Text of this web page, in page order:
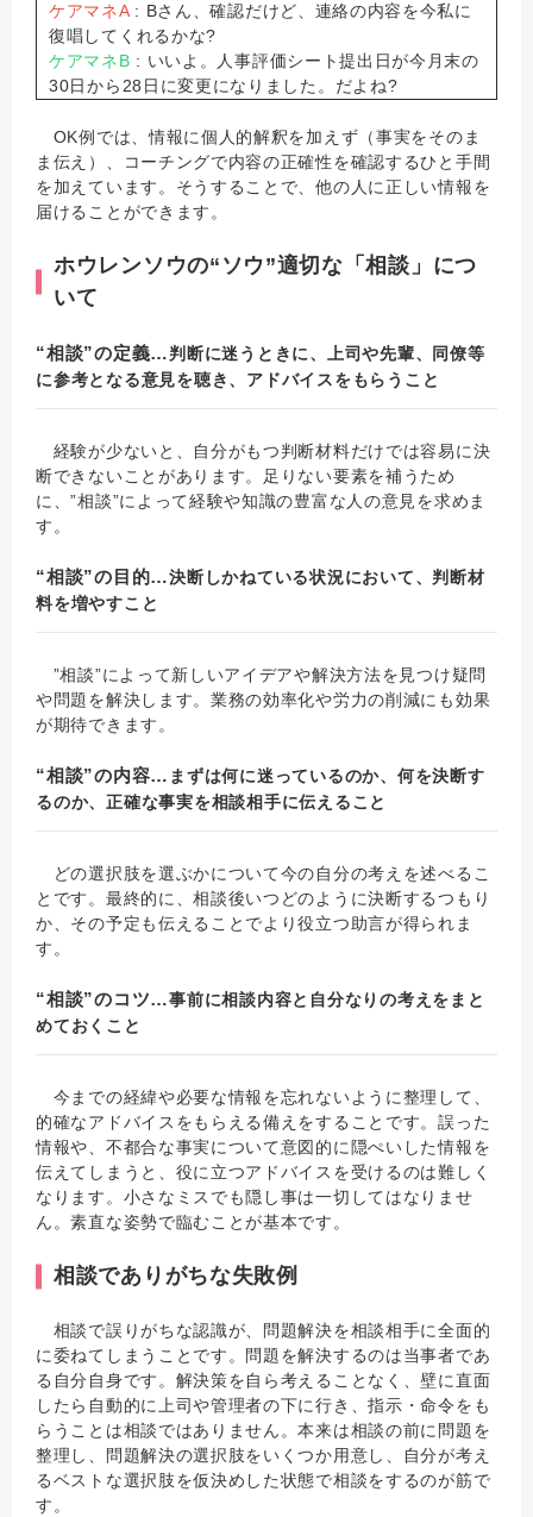
ケアマネA: Bさん、確認だけど、連絡の内容を今私に
復唱してくれるかな?
ケアマネB : いいよ。人事評価シート提出日が今月末の
30日から28日に変更になりました。だよね?
OK例では、情報に個人的解釈を加えず（事実をそのま
ま伝え）、コーチングで内容の正確性を確認するひと手間
を加えています。そうすることで、他の人に正しい情報を
届けることができます。
ホウレンソウの“ソウ”適切な「相談」につ
いて
“相談”の定義…判断に迷うときに、上司や先輩、同僚等
に参考となる意見を聴き、アドバイスをもらうこと
経験が少ないと、自分がもつ判断材料だけでは容易に決
断できないことがあります。足りない要素を補うため
に、”相談”によって経験や知識の豊富な人の意見を求めま
す。
“相談”の目的…決断しかねている状況において、判断材
料を増やすこと
”相談”によって新しいアイデアや解決方法を見つけ疑問
や問題を解決します。業務の効率化や労力の削減にも効果
が期待できます。
“相談”の内容… まずは何に迷っているのか、何を決断す
るのか、正確な事実を相談相手に伝えること
どの選択肢を選ぶかについて今の自分の考えを述べるこ
とです。最終的に、相談後いつどのように決断するつもり
か、その予定も伝えることでより役立つ助言が得られま
す。
“相談”のコツ…事前に相談内容と自分なりの考えをまと
めておくこと
今までの経緯や必要な情報を忘れないように整理して、
的確なアドバイスをもらえる備えをすることです。誤った
情報や、不都合な事実について意図的に隠ぺいした情報を
伝えてしまうと、役に立つアドバイスを受けるのは難しく
なります。小さなミスでも隠し事は一切してはなりませ
ん。素直な姿勢で臨むことが基本です。
相談でありがちな失敗例
相談で誤りがちな認識が、問題解決を相談相手に全面的
に委ねてしまうことです。問題を解決するのは当事者であ
る自分自身です。解決策を自ら考えることなく、壁に直面
したら自動的に上司や管理者の下に行き、指示・命令をも
らうことは相談ではありません。本来は相談の前に問題を
整理し、問題解決の選択肢をいくつか用意し、自分が考え
るベストな選択肢を仮決めした状態で相談をするのが筋で
す。